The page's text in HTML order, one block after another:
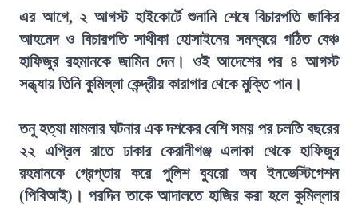
এর আগে, ২ আগস্ট হাইকোর্টে শুনানি শেষে বিচারপতি জাকির
আহমেদ ও বিচারপতি সাথীকা হোসাইনের সমন্বয়ে গঠিত বেঞ্চ
হাফিজুর রহমানকে জামিন দেন। ওই আদেশের পর ৪ আগস্ট
সন্ধ্যায় তিনি কুমিল্লা কেন্দ্রীয় কারাগার থেকে মুক্তি পান।
তনু হত্যা মামলার ঘটনার এক দশকের বেশি সময় পর চলতি বছরের
২২ এপ্রিল রাতে ঢাকার কেরানীগঞ্জ এলাকা থেকে হাফিজুর
রহমানকে গ্রেপ্তার করে পুলিশ ব্যুরো অব ইনভেস্টিগেশন
(পিবিআই)। পরদিন তাকে আদালতে হাজির করা হলে কুমিল্লার